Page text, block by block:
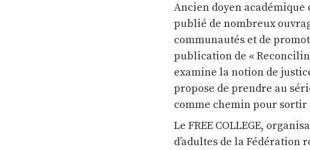
Ancien doyen
publié de nombreux
communautés et de
publication de «
examine la notion de
propose de prendre au
comme chemin pour sortir
Le FREE COLLEGE,
d’adultes de la Fédération